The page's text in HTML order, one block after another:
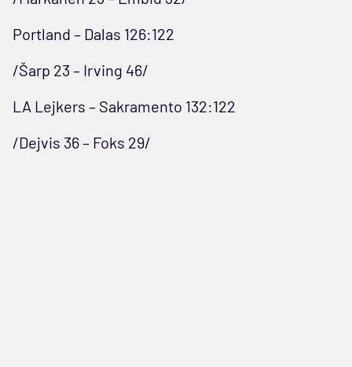
Portland – Dalas 126:122
/Šarp 23 – Irving 46/
LA Lejkers – Sakramento 132:122
/Dejvis 36 – Foks 29/